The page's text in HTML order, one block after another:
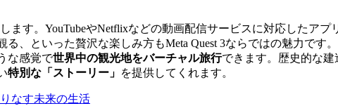
ます。YouTubeやNetflixなどの動画配信サービスに対応したア
、といった贅沢な楽しみ方もMeta Quest 3ならではの魅力です
な感覚で世界中の観光地をバーチャル旅行できます。歴史的な建
特別な「ストーリー」 を提供してくれます。
なす未来の生活